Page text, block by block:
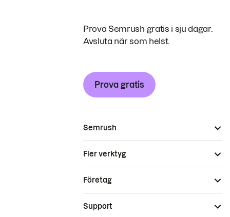
Prova Semrush gratis i sju dagar.
Avsluta när som helst.
Prova gratis
Semrush
Fler verktyg
Företag
Support